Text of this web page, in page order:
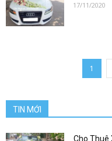
17/11/2020
1
TIN MỚI
Cho Thuê